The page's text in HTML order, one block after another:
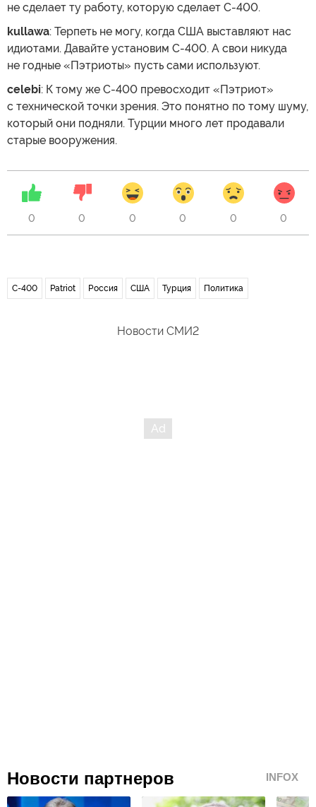
не сделает ту работу, которую сделает С-400.
kullawa: Терпеть не могу, когда США выставляют нас
идиотами. Давайте установим С-400. А свои никуда
не годные «Пэтриоты» пусть сами используют.
celebi: К тому же С-400 превосходит «Пэтриот»
с технической точки зрения. Это понятно по тому шуму,
который они подняли. Турции много лет продавали
старые вооружения.
0 0 0 0 0 0
С-400 Patriot Россия США Турция Политика
Новости СМИ2
Новости партнеров INFOX